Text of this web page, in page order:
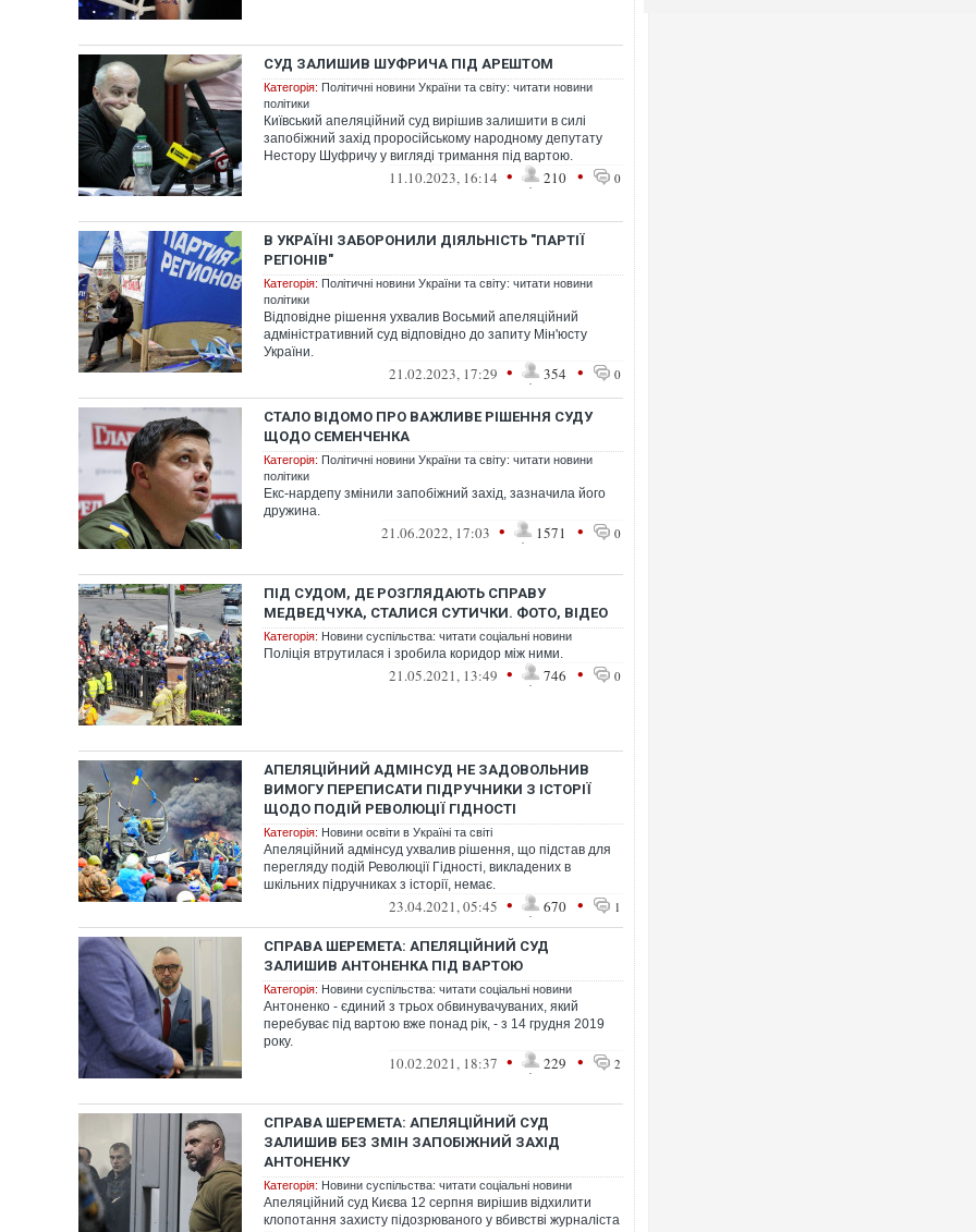
СУД ЗАЛИШИВ ШУФРИЧА ПІД АРЕШТОМ
Категорія: Політичні новини України та світу: читати новини
політики
Київський апеляційний суд вирішив залишити в силі
запобіжний захід проросійському народному депутату
Нестору Шуфричу у вигляді тримання під вартою.
11.10.2023, 16:14 • 210 • 0
В УКРАЇНІ ЗАБОРОНИЛИ ДІЯЛЬНІСТЬ "ПАРТІЇ
РЕГІОНІВ"
Категорія: Політичні новини України та світу: читати новини
політики
Відповідне рішення ухвалив Восьмий апеляційний
адміністративний суд відповідно до запиту Мін'юсту
України.
21.02.2023, 17:29 • 354 • 0
СТАЛО ВІДОМО ПРО ВАЖЛИВЕ РІШЕННЯ СУДУ
ЩОДО СЕМЕНЧЕНКА
Категорія: Політичні новини України та світу: читати новини
політики
Екс-нардепу змінили запобіжний захід, зазначила його
дружина.
21.06.2022, 17:03 • 1571 • 0
ПІД СУДОМ, ДЕ РОЗГЛЯДАЮТЬ СПРАВУ
МЕДВЕДЧУКА, СТАЛИСЯ СУТИЧКИ. ФОТО, ВІДЕО
Категорія: Новини суспільства: читати соціальні новини
Поліція втрутилася і зробила коридор між ними.
21.05.2021, 13:49 • 746 • 0
АПЕЛЯЦІЙНИЙ АДМІНСУД НЕ ЗАДОВОЛЬНИВ
ВИМОГУ ПЕРЕПИСАТИ ПІДРУЧНИКИ З ІСТОРІЇ
ЩОДО ПОДІЙ РЕВОЛЮЦІЇ ГІДНОСТІ
Категорія: Новини освіти в Україні та світі
Апеляційний адмінсуд ухвалив рішення, що підстав для
перегляду подій Революції Гідності, викладених в
шкільних підручниках з історії, немає.
23.04.2021, 05:45 • 670 • 1
СПРАВА ШЕРЕМЕТА: АПЕЛЯЦІЙНИЙ СУД
ЗАЛИШИВ АНТОНЕНКА ПІД ВАРТОЮ
Категорія: Новини суспільства: читати соціальні новини
Антоненко - єдиний з трьох обвинувачуваних, який
перебуває під вартою вже понад рік, - з 14 грудня 2019
року.
10.02.2021, 18:37 • 229 • 2
СПРАВА ШЕРЕМЕТА: АПЕЛЯЦІЙНИЙ СУД
ЗАЛИШИВ БЕЗ ЗМІН ЗАПОБІЖНИЙ ЗАХІД
АНТОНЕНКУ
Категорія: Новини суспільства: читати соціальні новини
Апеляційний суд Києва 12 серпня вирішив відхилити
клопотання захисту підозрюваного у вбивстві журналіста
Росія атакувала Суми
торговельний центр,
Топпосадовцю